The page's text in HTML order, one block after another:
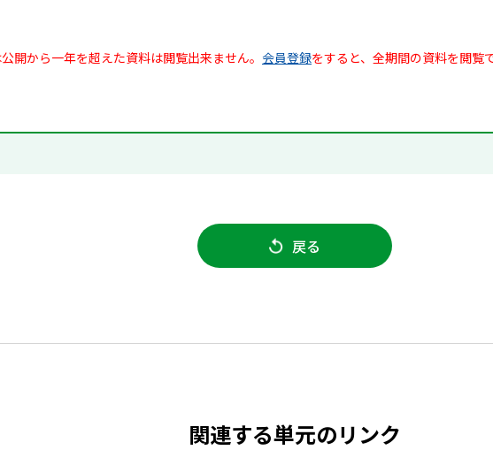
開から一年を超えた資料は閲覧出来ません。 会員登録をすると、全期間の資料を閲覧
戻る
関連する単元のリンク